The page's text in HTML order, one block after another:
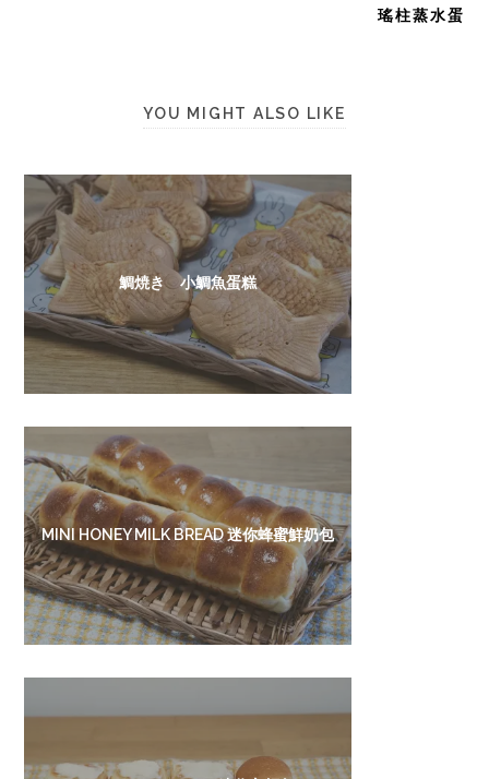
瑤柱蒸水蛋
YOU MIGHT ALSO LIKE
鯛焼き 小鯛魚蛋糕
MINI HONEY MILK BREAD 迷你蜂蜜鮮奶包